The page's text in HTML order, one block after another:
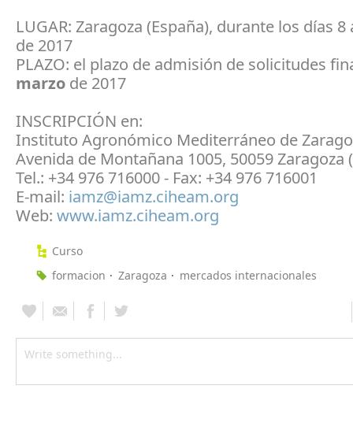
LUGAR: Zaragoza (España), durante los días 8
de 2017
PLAZO: el plazo de admisión de solicitudes
marzo de 2017
INSCRIPCIÓN en:
Instituto Agronómico Mediterráneo de
Avenida de Montañana 1005, 50059 Zaragoza
Tel.: +34 976 716000 - Fax: +34 976 716001
E-mail: iamz@iamz.ciheam.org
Web: www.iamz.ciheam.org
Curso
formacion
Zaragoza mercados internacionales